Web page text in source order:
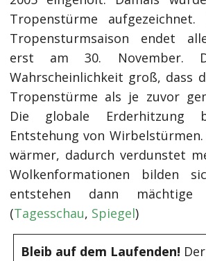
Tropenstürme aufgezeichnet.
Tropensturmsaison endet
erst am 30. November.
Wahrscheinlichkeit groß, dass
Tropenstürme als je zuvor
Die globale Erderhitzung
Entstehung von
wärmer, dadurch verdunstet
Wolkenformationen bilden
entstehen dann mächtige
(Tagesschau, Spiegel)
Bleib auf dem Laufenden!